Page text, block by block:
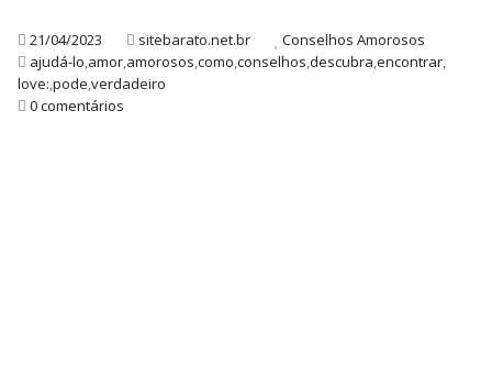
21/04/2023 sitebarato.net.br
Conselhos Amorosos
ajudá-lo,amor,amorosos,como,conselhos,descubra,encontrar,
love:,pode,verdadeiro
0 comentários